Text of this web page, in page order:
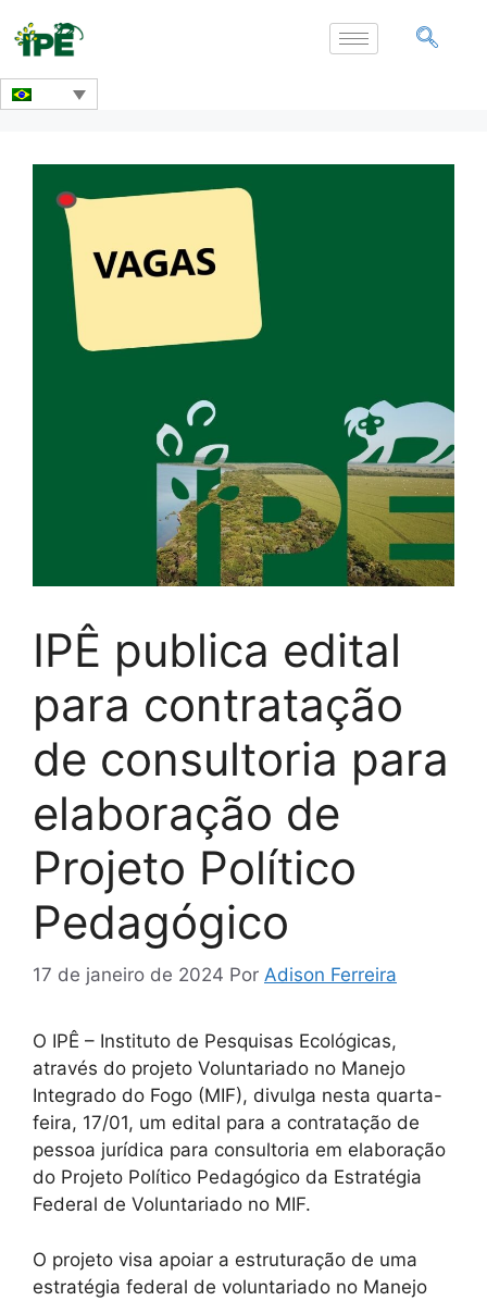
IPÊ publica edital
para contratação
de consultoria para
elaboração de
Projeto Político
Pedagógico
17 de janeiro de 2024 Por Adison Ferreira
O IPÊ – Instituto de Pesquisas Ecológicas,
através do projeto Voluntariado no Manejo
Integrado do Fogo (MIF), divulga nesta quarta-
feira, 17/01, um edital para a contratação de
pessoa jurídica para consultoria em elaboração
do Projeto Político Pedagógico da Estratégia
Federal de Voluntariado no MIF.
O projeto visa apoiar a estruturação de uma
estratégia federal de voluntariado no Manejo